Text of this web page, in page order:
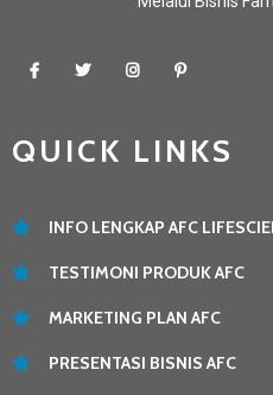
QUICK LINKS
INFO LENGKAP AFC
TESTIMONI PRODUK AFC
MARKETING PLAN AFC
PRESENTASI BISNIS AFC